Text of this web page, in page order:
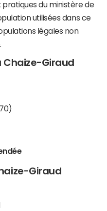
du ministère de
utilisées dans ce
légales non
Chaize-Giraud
Giraud